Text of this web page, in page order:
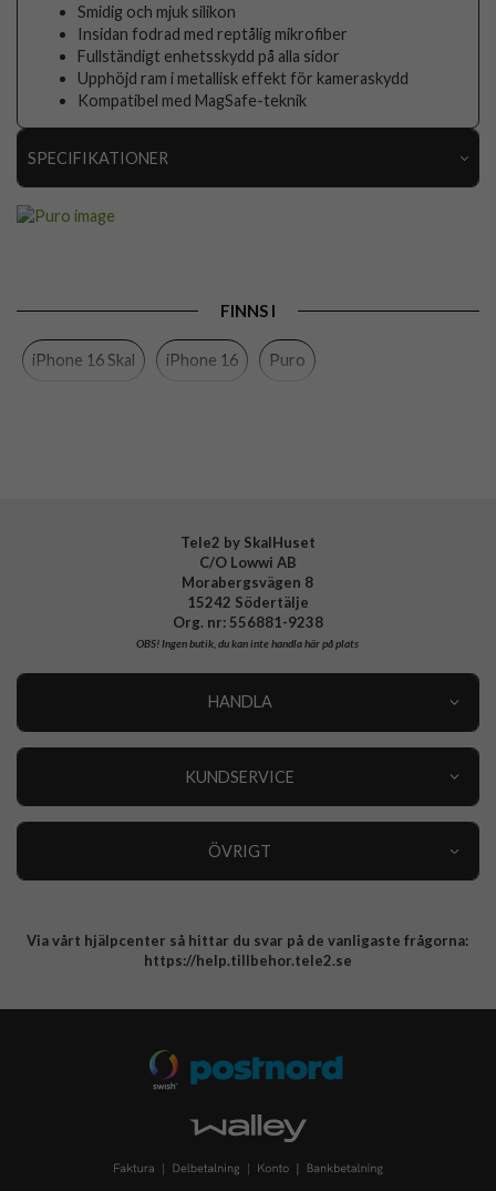
Smidig och mjuk silikon
Insidan fodrad med reptålig mikrofiber
Fullständigt enhetsskydd på alla sidor
Upphöjd ram i metallisk effekt för kameraskydd
Kompatibel med MagSafe-teknik
SPECIFIKATIONER
Färg
FINNS I
iPhone 16 Skal iPhone 16 Puro
Tele2 by SkalHuset
C/O Lowwi AB
Morabergsvägen 8
15242 Södertälje
Org. nr: 556881-9238
OBS!Ingen butik, du kan inte handla här på plats
HANDLA
KUNDSERVICE
ÖVRIGT
Integritetspolicy
Via vårt hjälpcenter så hittar du svar på de vanligaste frågorna:
https://help.tillbehor.tele2.se